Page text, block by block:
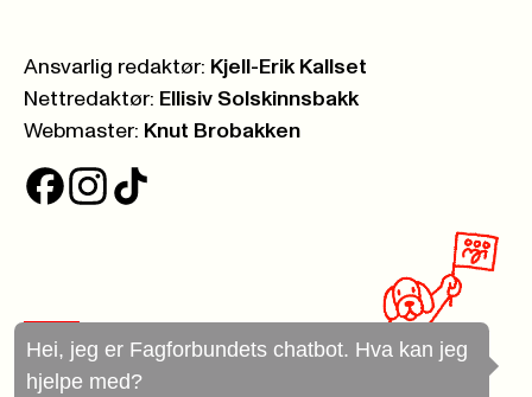
Hei, jeg er Fagforbundets chatbot. Hva kan jeg
hjelpe med?
Ansvarlig redaktør: Kjell-Erik Kallset
Nettredaktør: Ellisiv Solskinnsbakk
Webmaster: Knut Brobakken